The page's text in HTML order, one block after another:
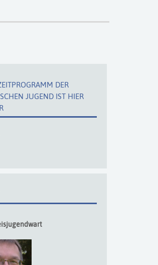
DER
JUGEND IST HIER